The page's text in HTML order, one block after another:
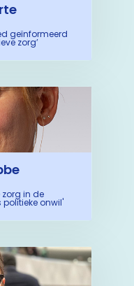
geïnformeerd
zorg’
in de
onwil'